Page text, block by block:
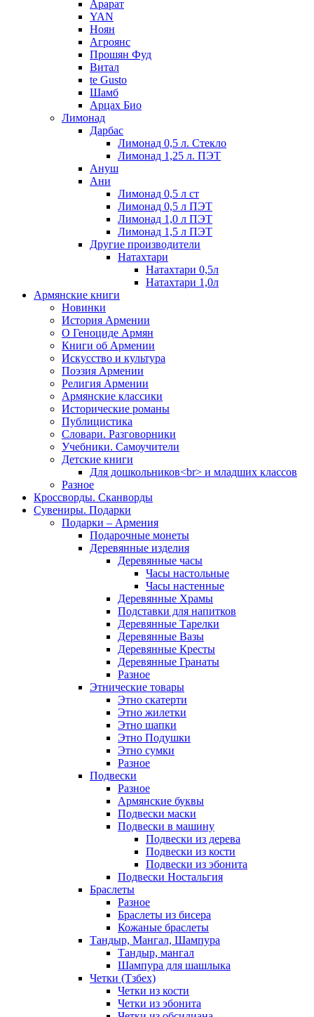
Арарат
YAN
Ноян
Агроянс
Прошян Фуд
Витал
te Gusto
Шамб
Арцах Био
Лимонад
Дарбас
Лимонад 0,5 л. Стекло
Лимонад 1,25 л. ПЭТ
Ануш
Ани
Лимонад 0,5 л ст
Лимонад 0,5 л ПЭТ
Лимонад 1,0 л ПЭТ
Лимонад 1,5 л ПЭТ
Другие производители
Натахтари
Натахтари 0,5л
Натахтари 1,0л
Армянские книги
Новинки
История Армении
О Геноциде Армян
Книги об Армении
Иcкусство и культура
Поэзия Армении
Религия Армении
Армянские классики
Исторические романы
Публицистика
Словари. Разговорники
Учебники. Самоучители
Детские книги
Для дошкольников<br> и младших классов
Разное
Кроссворды. Сканворды
Сувениры. Подарки
Подарки – Армения
Подарочные монеты
Деревянные изделия
Деревянные часы
Часы настольные
Часы настенные
Деревянные Храмы
Подставки для напитков
Деревянные Тарелки
Деревянные Вазы
Деревянные Кресты
Деревянные Гранаты
Разное
Этнические товары
Этно скатерти
Этно жилетки
Этно шапки
Этно Подушки
Этно сумки
Разное
Подвески
Разное
Армянские буквы
Подвески маски
Подвески в машину
Подвески из дерева
Подвески из кости
Подвески из эбонита
Подвески Ностальгия
Браслеты
Разное
Браслеты из бисера
Кожаные браслеты
Тандыр, Мангал, Шампура
Тандыр, мангал
Шампура для шашлыка
Четки (Тзбех)
Четки из кости
Четки из эбонита